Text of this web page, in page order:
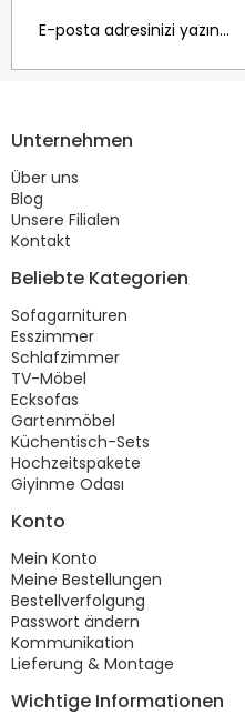
Unternehmen
Über uns
Blog
Unsere Filialen
Kontakt
Beliebte Kategorien
Sofagarnituren
Esszimmer
Schlafzimmer
TV-Möbel
Ecksofas
Gartenmöbel
Küchentisch-Sets
Hochzeitspakete
Giyinme Odası
Konto
Mein Konto
Meine Bestellungen
Bestellverfolgung
Passwort ändern
Kommunikation
Lieferung & Montage
Wichtige Informationen